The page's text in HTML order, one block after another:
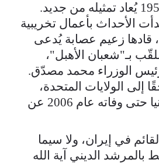
وكأن انقلاب عام 1953 يُعاد تمثيله من جديد.
الأحداث بأعمال تخريبية
زعيم عصابة يُدعى
بـ"شعبان الأهبل"،
الوزراء محمد مصدّق.
إلى الولايات المتحدة،
وعاش في كاليفورنيا حتى وفاته عام 2006 عن
في إيران، ولا سيما
بالمرشد الديني آية الله